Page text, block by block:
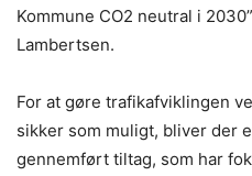
Kommune CO2 neutral i
Lambertsen.
For at gøre trafikafviklingen
sikker som muligt, bliver der
gennemført tiltag, som har